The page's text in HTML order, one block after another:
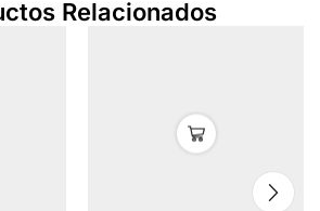
Relacionados